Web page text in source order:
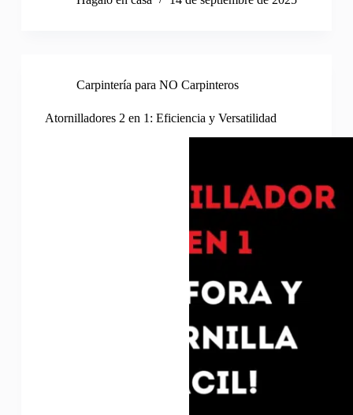
Carpintería para NO Carpinteros
Atornilladores 2 en 1: Eficiencia y Versatilidad